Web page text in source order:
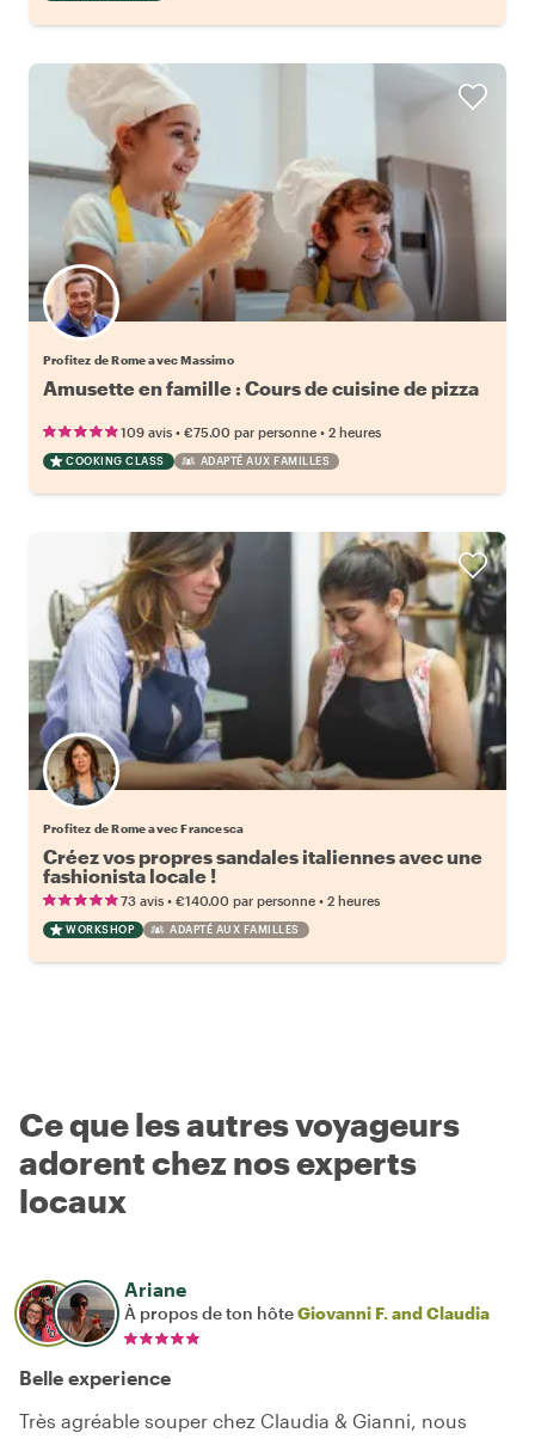
Profitez de Rome avec Massimo
Amusette en famille : Cours de cuisine de pizza
109 avis • €75.00 par personne • 2 heures
COOKING CLASS ADAPTÉ AUX FAMILLES
Profitez de Rome avec Francesca
Créez vos propres sandales italiennes avec une
fashionista locale !
73 avis • €140.00 par personne • 2 heures
WORKSHOP ADAPTÉ AUX FAMILLES
Ce que les autres voyageurs
adorent chez nos experts
locaux
Ariane
À propos de ton hôteGiovanni F. and Claudia
Belle experience
Très agréable souper chez Claudia & Gianni, nous